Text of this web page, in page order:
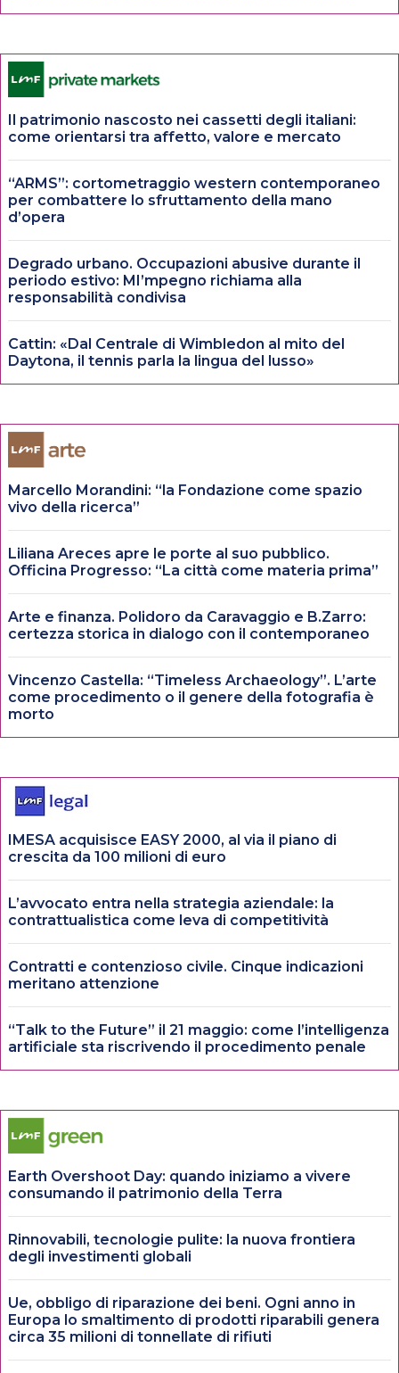
Il patrimonio nascosto nei cassetti degli italiani:
come orientarsi tra affetto, valore e mercato
“ARMS”: cortometraggio western contemporaneo
per combattere lo sfruttamento della mano
d’opera
Degrado urbano. Occupazioni abusive durante il
periodo estivo: MI’mpegno richiama alla
responsabilità condivisa
Cattin: «Dal Centrale di Wimbledon al mito del
Daytona, il tennis parla la lingua del lusso»
Marcello Morandini: “la Fondazione come spazio
vivo della ricerca”
Liliana Areces apre le porte al suo pubblico.
Officina Progresso: “La città come materia prima”
Arte e finanza. Polidoro da Caravaggio e B.Zarro:
certezza storica in dialogo con il contemporaneo
Vincenzo Castella: “Timeless Archaeology”. L’arte
come procedimento o il genere della fotografia è
morto
IMESA acquisisce EASY 2000, al via il piano di
crescita da 100 milioni di euro
L’avvocato entra nella strategia aziendale: la
contrattualistica come leva di competitività
Contratti e contenzioso civile. Cinque indicazioni
meritano attenzione
“Talk to the Future” il 21 maggio: come l’intelligenza
artificiale sta riscrivendo il procedimento penale
Earth Overshoot Day: quando iniziamo a vivere
consumando il patrimonio della Terra
Rinnovabili, tecnologie pulite: la nuova frontiera
degli investimenti globali
Ue, obbligo di riparazione dei beni. Ogni anno in
Europa lo smaltimento di prodotti riparabili genera
circa 35 milioni di tonnellate di rifiuti